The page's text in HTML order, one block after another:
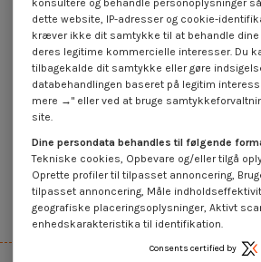
Skrue m rate hoved Firkantet Rustfrit stål A2
45.000+ referencer på
Det bredeste udvalg på
konsultere og behandle personoplysninger
dette website, IP-adresser og cookie-
kræver ikke dit samtykke til at behandle dine
deres legitime kommercielle interesser. Du
tilbagekalde dit samtykke eller gøre
databehandlingen baseret på legitim
mere →" eller ved at bruge
site.
Dine persondata behandles til følgende
Tekniske cookies, Opbevare og/eller tilgå
Oprette profiler til tilpasset annoncering,
tilpasset annoncering, Måle
geografiske placeringsoplysninger, Aktivt
enhedskarakteristika til identifikation.
Consents certified by